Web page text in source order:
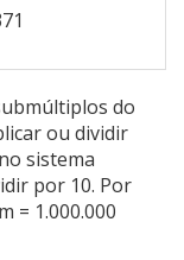
do
ou dividir
sistema
por 10. Por
= 1.000.000